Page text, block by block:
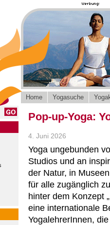
Home Yogasuche
Pop-up-Yoga:
4. Juni 2026
Yoga ungebunden
Studios und an
der Natur, in
für alle zugänglich
hinter dem Konzept
eine internationale
YogalehrerInnen,